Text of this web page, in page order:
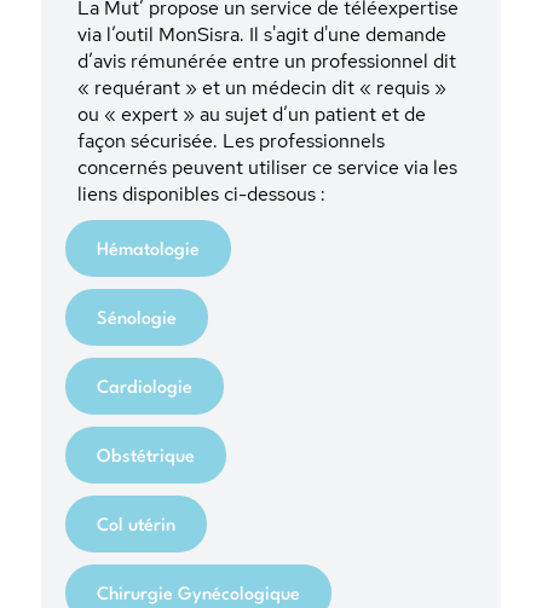
La Mut’ propose un service de téléexpertise
via l’outil MonSisra. Il s'agit d'une demande
d’avis rémunérée entre un professionnel dit
« requérant » et un médecin dit « requis »
ou « expert » au sujet d’un patient et de
façon sécurisée. Les professionnels
concernés peuvent utiliser ce service via les
liens disponibles ci-dessous :
Hématologie
Sénologie
Cardiologie
Obstétrique
Col utérin
Chirurgie Gynécologique